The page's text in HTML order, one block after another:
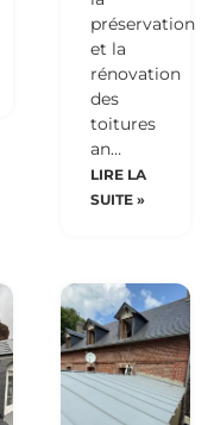
préservation
et la
rénovation
des
toitures
an…
LIRE LA
SUITE »